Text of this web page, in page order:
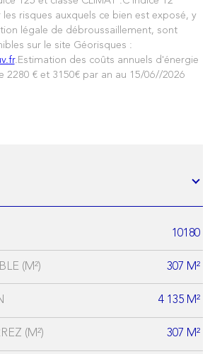
risques auxquels ce bien est exposé, y
légale de débroussaillement, sont
sur le site Géorisques :
.Estimation des coûts annuels d'énergie
2280 € et 3150€ par an au 15/06//2026
10180
(M²) 307 M²
4 135 M²
(M²) 307 M²